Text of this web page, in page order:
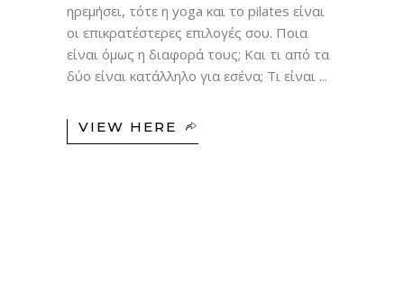
ηρεμήσει, τότε η yoga και το pilates είναι
οι επικρατέστερες επιλογές σου. Ποια
είναι όμως η διαφορά τους; Και τι από τα
δύο είναι κατάλληλο για εσένα; Τι είναι
VIEW HERE